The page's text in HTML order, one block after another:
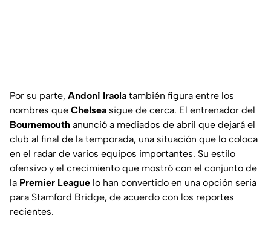
Por su parte, Andoni Iraola también figura entre los
nombres que Chelsea sigue de cerca. El entrenador del
Bournemouth anunció a mediados de abril que dejará el
club al final de la temporada, una situación que lo coloca
en el radar de varios equipos importantes. Su estilo
ofensivo y el crecimiento que mostró con el conjunto de
la Premier League lo han convertido en una opción seria
para Stamford Bridge, de acuerdo con los reportes
recientes.